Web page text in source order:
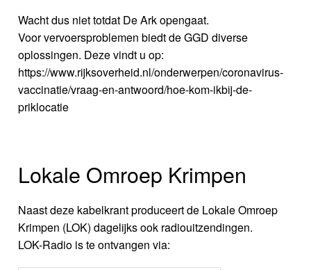
Wacht dus niet totdat De Ark opengaat.
Voor vervoersproblemen biedt de GGD diverse
oplossingen. Deze vindt u op:
https://www.rijksoverheid.nl/onderwerpen/coronavirus-
vaccinatie/vraag-en-antwoord/hoe-kom-ikbij-de-
priklocatie
Lokale Omroep Krimpen
Naast deze kabelkrant produceert de Lokale Omroep
Krimpen (LOK) dagelijks ook radiouitzendingen.
LOK-Radio is te ontvangen via: